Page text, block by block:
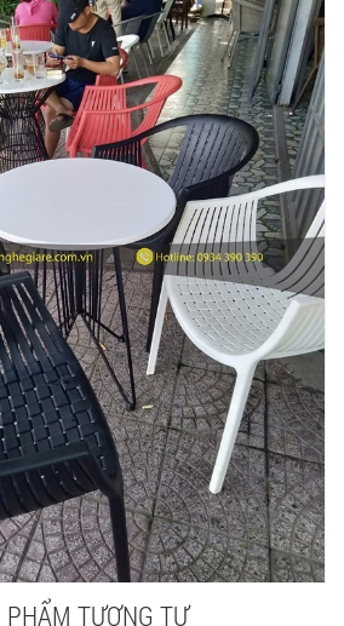
PHẨM TƯƠNG TỰ